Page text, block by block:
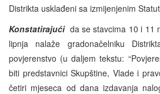
Distrikta usklađeni sa izmijenjenim
Konstatirajući da se stavcima 10 i 11
lipnja nalaže gradonačelniku
povjerenstvo (u daljem tekstu:
biti predstavnici Skupštine, Vlade i
četiri mjeseca od dana izdavanja